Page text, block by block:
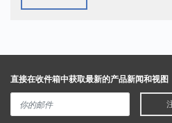
直接在收件箱中获取最新的产品新闻和视图